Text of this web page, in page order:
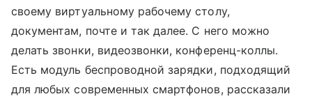
своему виртуальному рабочему столу,
документам, почте и так далее. С него можно
делать звонки, видеозвонки, конференц-коллы.
Есть модуль беспроводной зарядки, подходящий
для любых современных смартфонов, рассказали